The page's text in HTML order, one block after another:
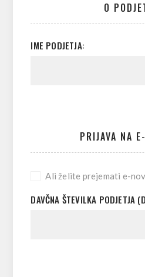
O
IME PODJETJA:
PRIJAVA NA
Ali želite prejemati e-
DAVČNA ŠTEVILKA PODJETJA